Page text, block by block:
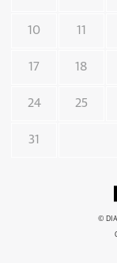
10 11
17 18
24 25
31
©